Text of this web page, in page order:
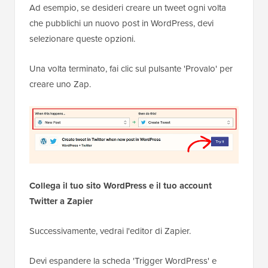
Ad esempio, se desideri creare un tweet ogni volta
che pubblichi un nuovo post in WordPress, devi
selezionare queste opzioni.
Una volta terminato, fai clic sul pulsante 'Provalo' per
creare uno Zap.
Collega il tuo sito WordPress e il tuo account
Twitter a Zapier
Successivamente, vedrai l'editor di Zapier.
Devi espandere la scheda 'Trigger WordPress' e